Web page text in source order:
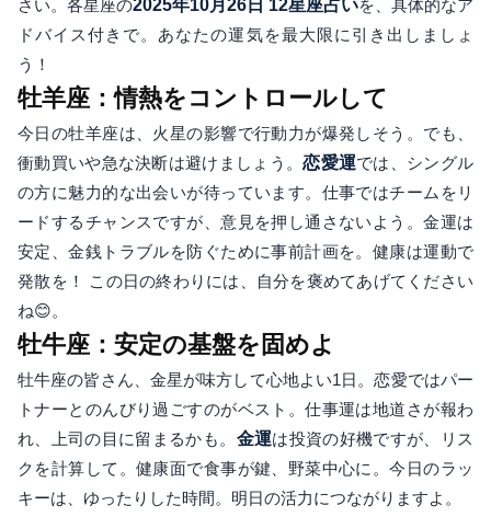
さい。各星座の2025年10月26日 12星座占いを、具体的なア
ドバイス付きで。あなたの運気を最大限に引き出しましょ
う！
牡羊座：情熱をコントロールして
今日の牡羊座は、火星の影響で行動力が爆発しそう。でも、
衝動買いや急な決断は避けましょう。恋愛運では、シングル
の方に魅力的な出会いが待っています。仕事ではチームをリ
ードするチャンスですが、意見を押し通さないよう。金運は
安定、金銭トラブルを防ぐために事前計画を。健康は運動で
発散を！ この日の終わりには、自分を褒めてあげてください
ね😊。
牡牛座：安定の基盤を固めよ
牡牛座の皆さん、金星が味方して心地よい1日。恋愛ではパー
トナーとのんびり過ごすのがベスト。仕事運は地道さが報わ
れ、上司の目に留まるかも。 金運は投資の好機ですが、リス
クを計算して。健康面で食事が鍵、野菜中心に。今日のラッ
キーは、ゆったりした時間。明日の活力につながりますよ。